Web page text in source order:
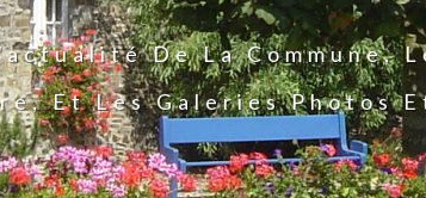
De La Commune,
Et Les Galeries Photos